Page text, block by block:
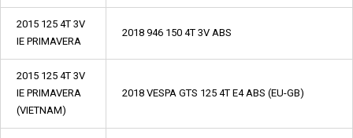
2015 125 4T 3V
IE PRIMAVERA
2018 946 150 4T 3V ABS
2015 125 4T 3V
IE PRIMAVERA
(VIETNAM)
2018 VESPA GTS 125 4T E4 ABS (EU-GB)